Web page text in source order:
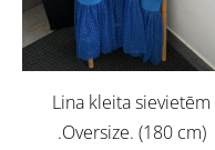
Lina kleita sievietēm
.Oversize. (180 cm)